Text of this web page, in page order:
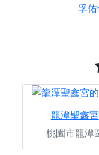
孚
龍潭聖鑫宮
桃園市龍潭